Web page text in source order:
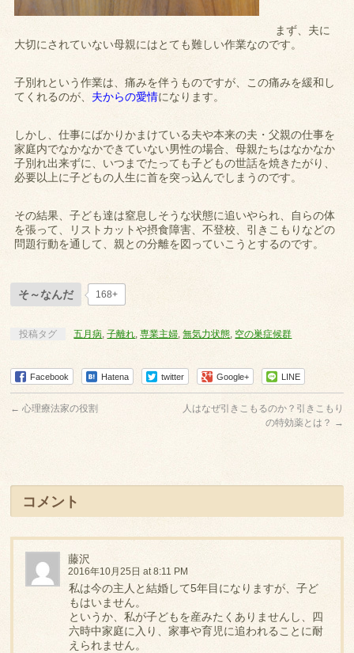
まず、夫に
大切にされていない母親にはとても難しい作業なのです。
子別れという作業は、痛みを伴うものですが、この痛みを緩和し
てくれるのが、 夫からの愛情になります。
しかし、仕事にばかりかまけている夫や本来の夫・父親の仕事を
家庭内でなかなかできていない男性の場合、母親たちはなかなか
子別れ出来ずに、いつまでたっても子どもの世話を焼きたがり、
必要以上に子どもの人生に首を突っ込んでしまうのです。
その結果、子ども達は窒息しそうな状態に追いやられ、自らの体
を張って、リストカットや摂食障害、不登校、引きこもりなどの
問題行動を通して、親との分離を図っていこうとするのです。
そ～なんだ 168+
投稿タグ 五月病,子離れ,専業主婦,無気力状態, 空の巣症候群
Facebook Hatena twitter Google+ LINE
← 心理療法家の役割
人はなぜ引きこもるのか？引きこもり
の特効薬とは？ →
コメント
藤沢
2016年10月25日 at 8:11 PM
私は今の主人と結婚して5年目になりますが、子ど
もはいません。
というか、私が子どもを産みたくありませんし、四
六時中家庭に入り、家事や育児に追われることに耐
えられません。